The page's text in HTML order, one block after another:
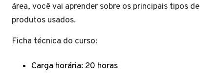
área, você vai aprender sobre os principais tipos de
produtos usados.
Ficha técnica do curso:
Carga horária: 20 horas